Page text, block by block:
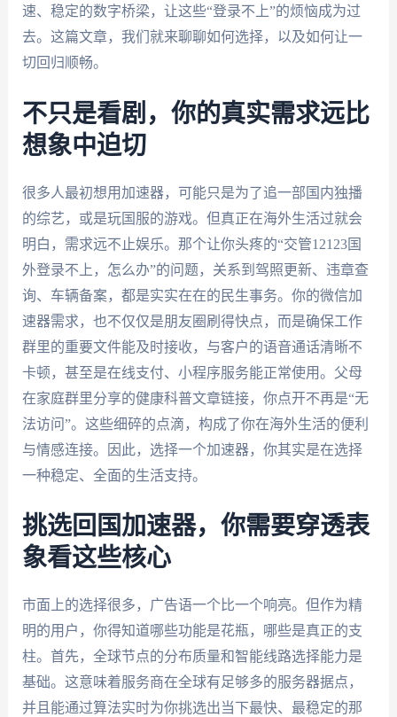
速、稳定的数字桥梁，让这些“登录不上”的烦恼成为过
去。这篇文章，我们就来聊聊如何选择，以及如何让一
切回归顺畅。
不只是看剧，你的真实需求远比
想象中迫切
很多人最初想用加速器，可能只是为了追一部国内独播
的综艺，或是玩国服的游戏。但真正在海外生活过就会
明白，需求远不止娱乐。那个让你头疼的“交管12123国
外登录不上，怎么办”的问题，关系到驾照更新、违章查
询、车辆备案，都是实实在在的民生事务。你的微信加
速器需求，也不仅仅是朋友圈刷得快点，而是确保工作
群里的重要文件能及时接收，与客户的语音通话清晰不
卡顿，甚至是在线支付、小程序服务能正常使用。父母
在家庭群里分享的健康科普文章链接，你点开不再是“无
法访问”。这些细碎的点滴，构成了你在海外生活的便利
与情感连接。因此，选择一个加速器，你其实是在选择
一种稳定、全面的生活支持。
挑选回国加速器，你需要穿透表
象看这些核心
市面上的选择很多，广告语一个比一个响亮。但作为精
明的用户，你得知道哪些功能是花瓶，哪些是真正的支
柱。首先，全球节点的分布质量和智能线路选择能力是
基础。这意味着服务商在全球有足够多的服务器据点，
并且能通过算法实时为你挑选出当下最快、最稳定的那